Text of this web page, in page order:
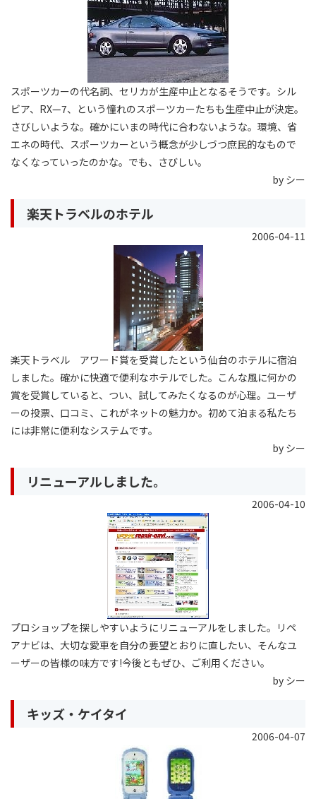
スポーツカーの代名詞、セリカが生産中止となるそうです。シル
ビア、RX—7、という憧れのスポーツカーたちも生産中止が決定。
さびしいような。確かにいまの時代に合わないような。環境、省
エネの時代、スポーツカーという概念が少しづつ庶民的なもので
なくなっていったのかな。でも、さびしい。
by シー
楽天トラベルのホテル
2006-04-11
楽天トラベル アワード賞を受賞したという仙台のホテルに宿泊
しました。確かに快適で便利なホテルでした。こんな風に何かの
賞を受賞していると、つい、試してみたくなるのが心理。ユーザ
ーの投票、口コミ、これがネットの魅力か。初めて泊まる私たち
には非常に便利なシステムです。
by シー
リニューアルしました。
2006-04-10
プロショップを探しやすいようにリニューアルをしました。リペ
アナビは、大切な愛車を自分の要望とおりに直したい、そんなユ
ーザーの皆様の味方です!今後ともぜひ、ご利用ください。
by シー
キッズ・ケイタイ
2006-04-07